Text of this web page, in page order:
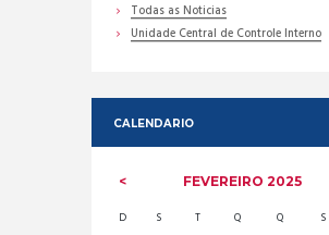
Todas as Noticias
Unidade Central de Controle Interno
CALENDARIO
FEVEREIRO 2025
D S T Q Q S